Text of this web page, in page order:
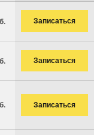
Записаться
Записаться
Записаться